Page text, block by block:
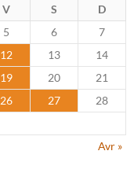
V S
D
5 6
7
12 13
14
19 20
21
26 27
28
Avr »